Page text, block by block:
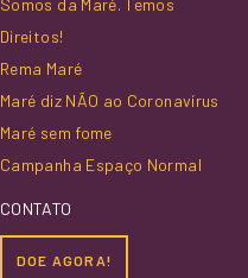
Direitos!
Rema Maré
Maré diz NÃO ao Coronavírus
Maré sem fome
Campanha Espaço Normal
CONTATO
DOE AGORA!